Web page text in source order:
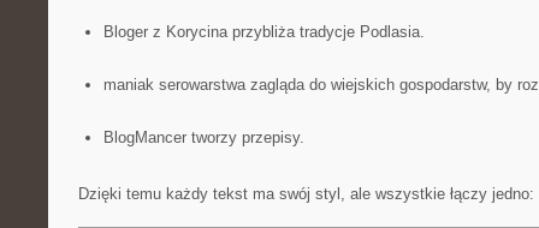
Bloger z Korycina przybliża tradycje Podlasia.
maniak serowarstwa zagląda do wiejskich gospodarstw, by
BlogMancer tworzy przepisy.
Dzięki temu każdy tekst ma swój styl, ale wszystkie łączy jedno: